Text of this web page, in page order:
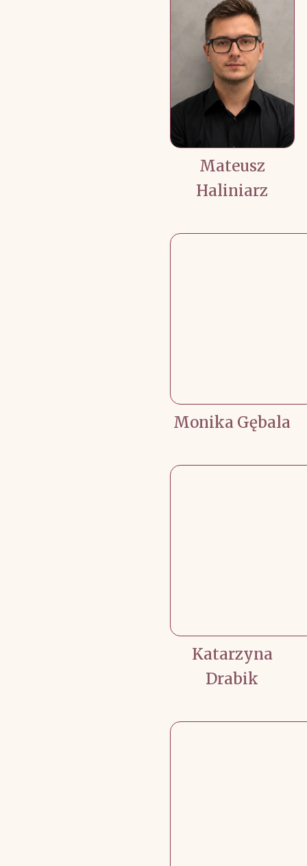
Mateusz
Haliniarz
Monika Gębala
Katarzyna
Drabik